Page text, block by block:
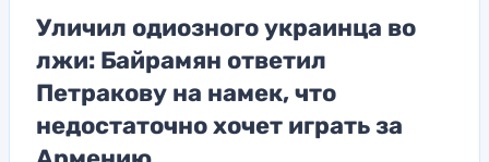
Уличил одиозного украинца во
лжи: Байрамян ответил
Петракову на намек, что
недостаточно хочет играть за